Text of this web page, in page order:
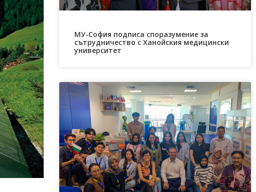
МУ-София подписа споразумение за
сътрудничество с Ханойския медицински
университет